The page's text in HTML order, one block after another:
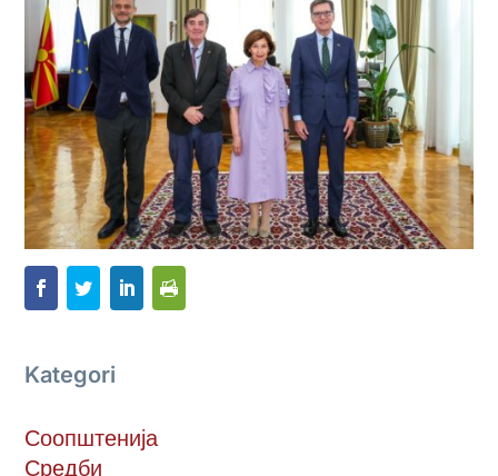
Kategori
Соопштенија
Средби